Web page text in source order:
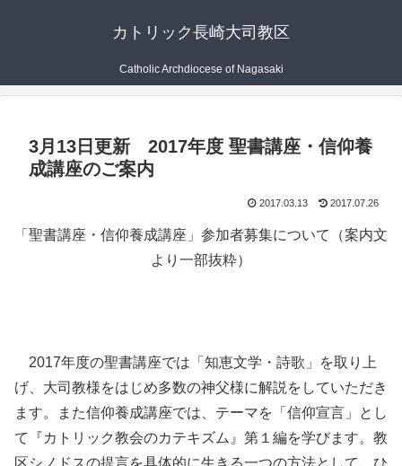
カトリック長崎大司教区
Catholic Archdiocese of Nagasaki
3月13日更新 2017年度 聖書講座・信仰養
成講座のご案内
2017.03.13 2017.07.26
「聖書講座・信仰養成講座」参加者募集について（案内文
より一部抜粋）
2017年度の聖書講座では「知恵文学・詩歌」を取り上
げ、大司教様をはじめ多数の神父様に解説をしていただき
ます。また信仰養成講座では、テーマを「信仰宣言」とし
て『カトリック教会のカテキズム』第１編を学びます。教
区シノドスの提言を具体的に生きる一つの方法として、ひ